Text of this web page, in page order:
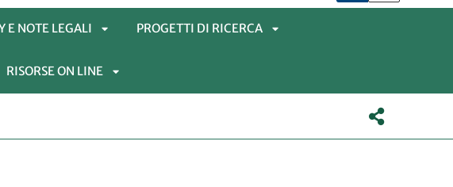
E NOTE LEGALI
APRI
PROGETTI DI RICERCA
RISORSE ON LINE